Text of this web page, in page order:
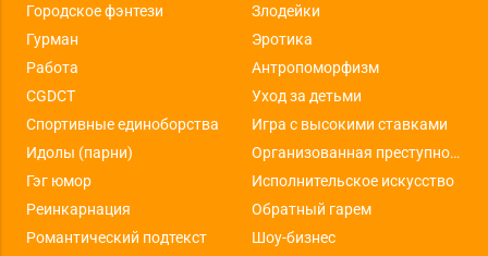
Городское фэнтези
Злодейки
Гурман
Эротика
Работа
Антропоморфизм
CGDCT
Уход за детьми
Спортивные единоборства
Игра с высокими ставками
Идолы (парни)
Организованная преступность
Гэг юмор
Исполнительское искусство
Реинкарнация
Обратный гарем
Романтический подтекст
Шоу-бизнес